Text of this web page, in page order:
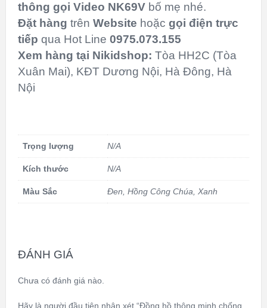
thông gọi Video NK69V bố mẹ nhé.
Đặt hàng trên Website hoặc gọi điện trực
tiếp qua Hot Line 0975.073.155
Xem hàng tại Nikidshop: Tòa HH2C (Tòa
Xuân Mai), KĐT Dương Nội, Hà Đông, Hà
Nội
Trọng lượng N/A
Kích thước N/A
Màu Sắc Đen Hồng Công Chúa Xanh
ĐÁNH GIÁ
Chưa có đánh giá nào.
Hãy là người đầu tiên nhận xét “Đồng hồ thông minh chống